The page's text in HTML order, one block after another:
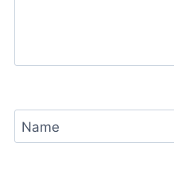
Name